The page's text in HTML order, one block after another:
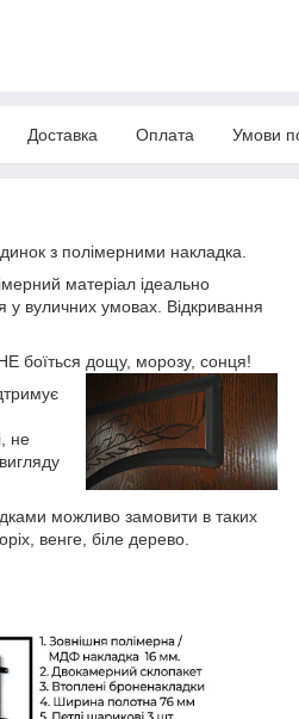
Доставка Оплата Умови
з полімерними накладка.
матеріал ідеально
у вуличних умовах. Відкривання
боїться дощу, морозу, сонця!
не
можливо замовити в таких
венге, біле дерево.